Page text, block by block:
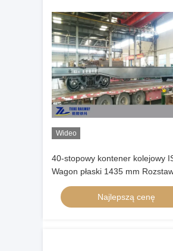
Wideo
40-stopowy kontener kolejowy
Wagon płaski 1435 mm
Standard
Najlepszą cenę